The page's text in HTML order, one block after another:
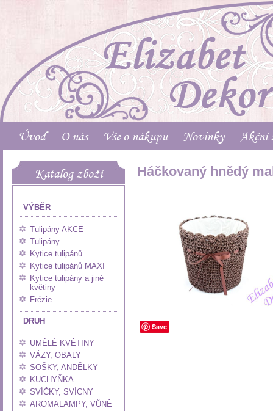
Úvod O nás Vše o nákupu Novinky Akční
Katalog zboží
VÝBĚR
Tulipány AKCE
Tulipány
Kytice tulipánů
Kytice tulipánů MAXI
Kytice tulipány a jiné
květiny
Frézie
DRUH
UMĚLÉ KVĚTINY
VÁZY, OBALY
SOŠKY, ANDĚLKY
KUCHYŇKA
SVÍČKY, SVÍCNY
AROMALAMPY, VŮNĚ
Háčkovaný hnědý
Save